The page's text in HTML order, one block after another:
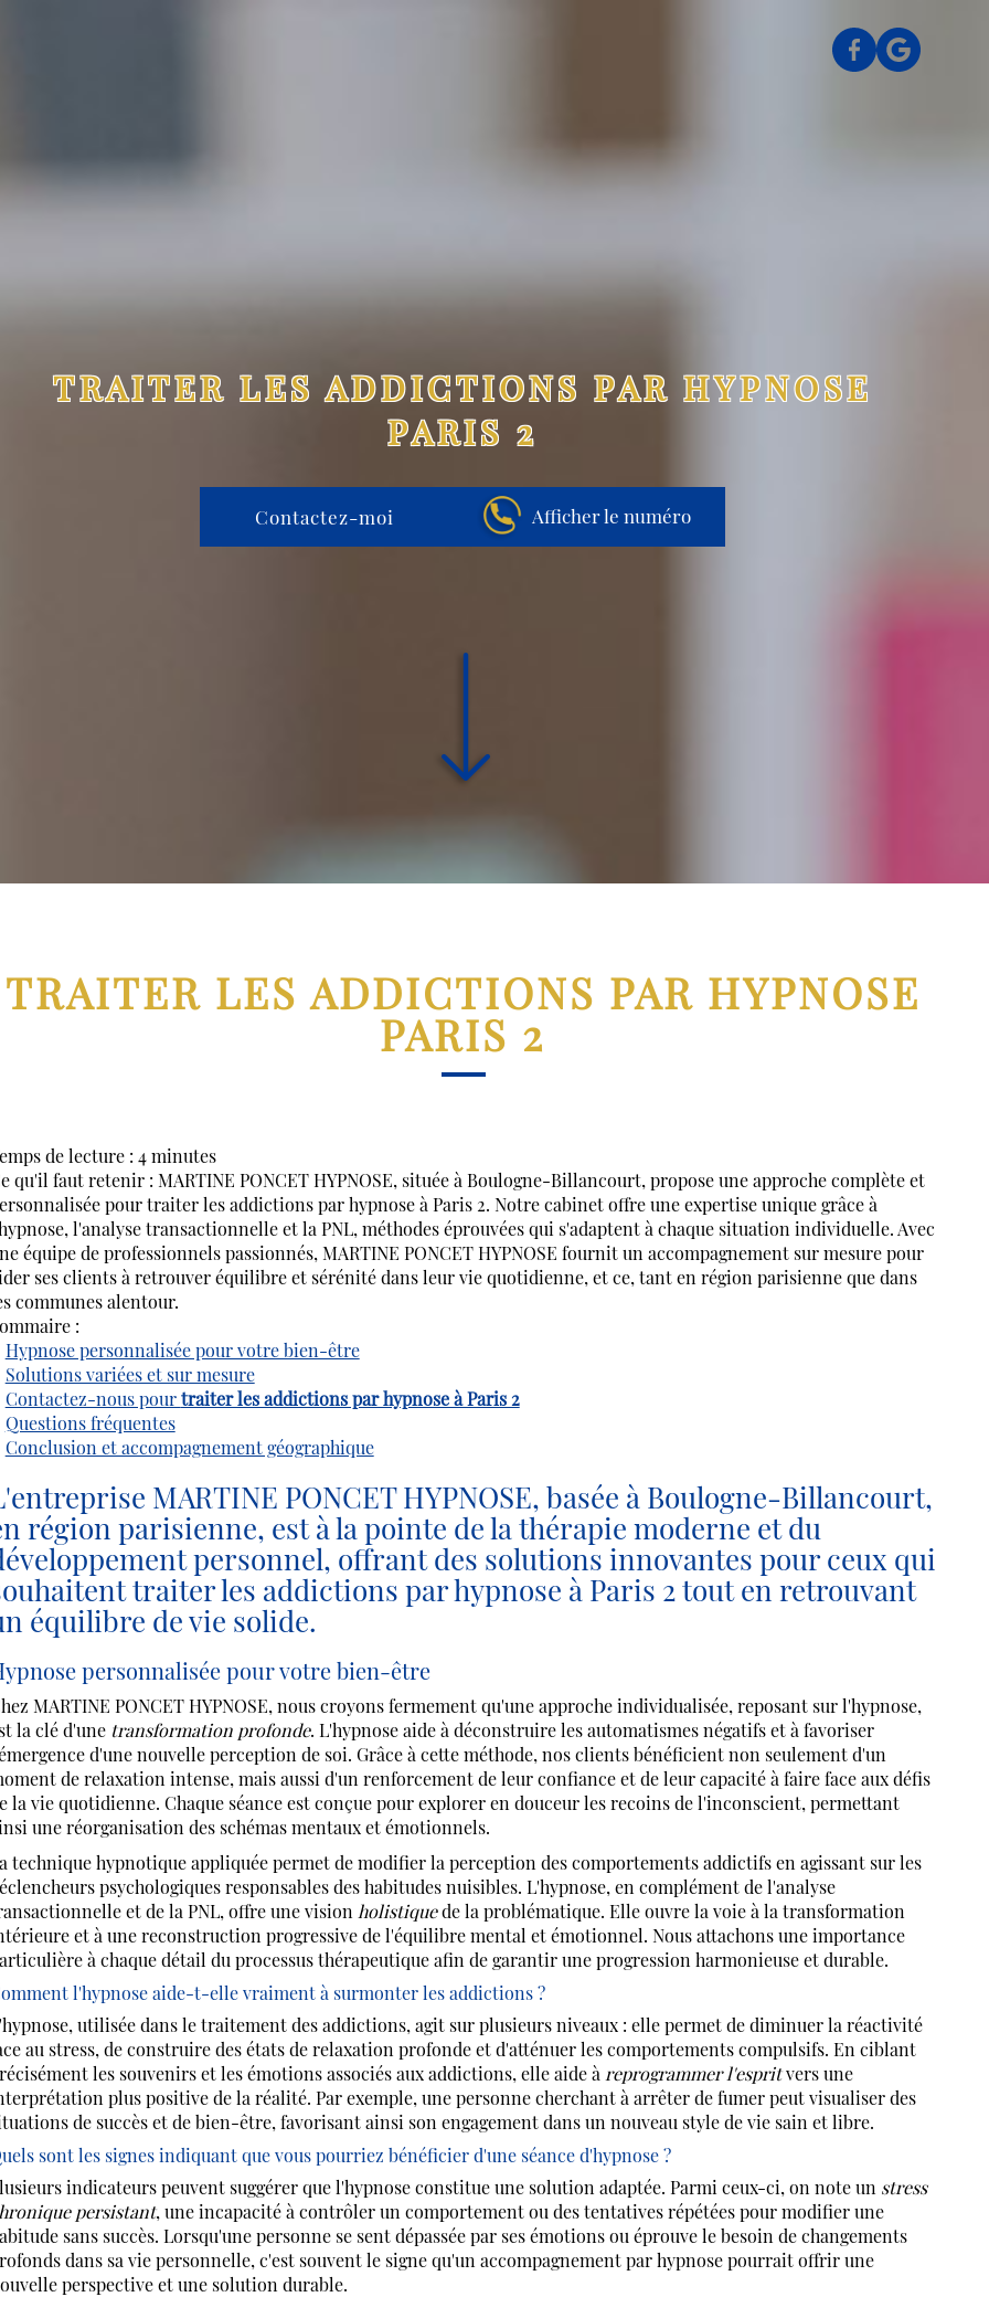
TRAITER LES ADDICTIONS PAR HYPNOSE
PARIS 2
Contactez-moi Afficher le numéro
TRAITER LES ADDICTIONS PAR HYPNOSE
PARIS 2
de lecture : 4 minutes
qu'il faut retenir : MARTINE PONCET HYPNOSE, située à Boulogne-Billancourt, propose une approche complète et
pour traiter les addictions par hypnose à Paris 2. Notre cabinet offre une expertise unique grâce à
l'analyse transactionnelle et la PNL, méthodes éprouvées qui s'adaptent à chaque situation individuelle. Avec
équipe de professionnels passionnés, MARTINE PONCET HYPNOSE fournit un accompagnement sur mesure pour
ses clients à retrouver équilibre et sérénité dans leur vie quotidienne, et ce, tant en région parisienne que dans
communes alentour.
:
Hypnose personnalisée pour votre bien-être
Solutions variées et sur mesure
Contactez-nous pourtraiter les addictions par hypnose à Paris 2
Questions fréquentes
Conclusion et accompagnement géographique
MARTINE PONCET HYPNOSE, basée à Boulogne-Billancourt,
région parisienne, est à la pointe de la thérapie moderne et du
personnel, offrant des solutions innovantes pour ceux qui
traiter les addictions par hypnose à Paris 2 tout en retrouvant
équilibre de vie solide.
personnalisée pour votre bien-être
MARTINE PONCET HYPNOSE, nous croyons fermement qu'une approche individualisée, reposant sur l'hypnose,
la clé d'une transformation profonde. L'hypnose aide à déconstruire les automatismes négatifs et à favoriser
d'une nouvelle perception de soi. Grâce à cette méthode, nos clients bénéficient non seulement d'un
de relaxation intense, mais aussi d'un renforcement de leur confiance et de leur capacité à faire face aux défis
la vie quotidienne. Chaque séance est conçue pour explorer en douceur les recoins de l'inconscient, permettant
une réorganisation des schémas mentaux et émotionnels.
technique hypnotique appliquée permet de modifier la perception des comportements addictifs en agissant sur les
psychologiques responsables des habitudes nuisibles. L'hypnose, en complément de l'analyse
et de la PNL, offre une vision holistiquede la problématique. Elle ouvre la voie à la transformation
et à une reconstruction progressive de l'équilibre mental et émotionnel. Nous attachons une importance
à chaque détail du processus thérapeutique afin de garantir une progression harmonieuse et durable.
l'hypnose aide-t-elle vraiment à surmonter les addictions ?
utilisée dans le traitement des addictions, agit sur plusieurs niveaux : elle permet de diminuer la réactivité
au stress, de construire des états de relaxation profonde et d'atténuer les comportements compulsifs. En ciblant
les souvenirs et les émotions associés aux addictions, elle aide à reprogrammer l'espritvers une
plus positive de la réalité. Par exemple, une personne cherchant à arrêter de fumer peut visualiser des
de succès et de bien-être, favorisant ainsi son engagement dans un nouveau style de vie sain et libre.
sont les signes indiquant que vous pourriez bénéficier d'une séance d'hypnose ?
indicateurs peuvent suggérer que l'hypnose constitue une solution adaptée. Parmi ceux-ci, on note un stress
persistant, une incapacité à contrôler un comportement ou des tentatives répétées pour modifier une
sans succès. Lorsqu'une personne se sent dépassée par ses émotions ou éprouve le besoin de changements
dans sa vie personnelle, c'est souvent le signe qu'un accompagnement par hypnose pourrait offrir une
perspective et une solution durable.